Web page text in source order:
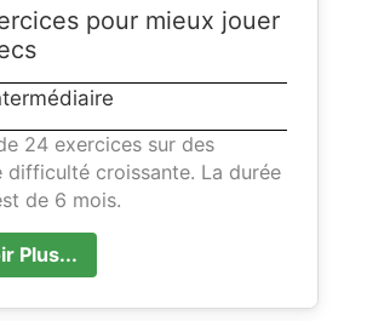
pour mieux jouer
24 exercices sur des
difficulté croissante. La durée
de 6 mois.
Plus...